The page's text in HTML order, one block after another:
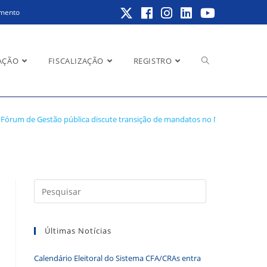
FISCALIZAÇÃO REGISTRO Alternar
pesquisa
do
no Mato Grosso do
Fórum de Gestão pública discute transição de mandatos no Mato Grosso
a
Últimas Notícias
Calendário Eleitoral do Sistema CFA/CRAs entra